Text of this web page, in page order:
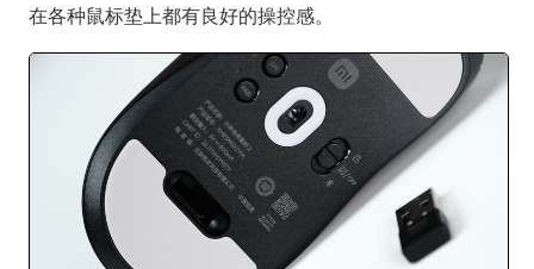
在各种鼠标垫上都有良好的操控感。